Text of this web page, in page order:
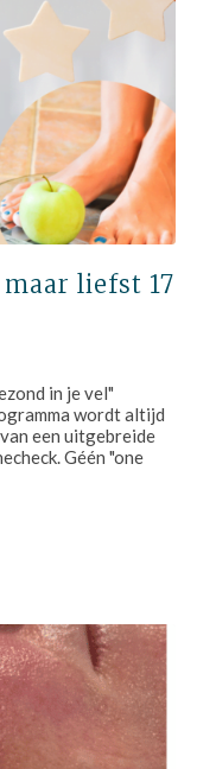
liefst 17
in je vel"
wordt altijd
een uitgebreide
Géén "one